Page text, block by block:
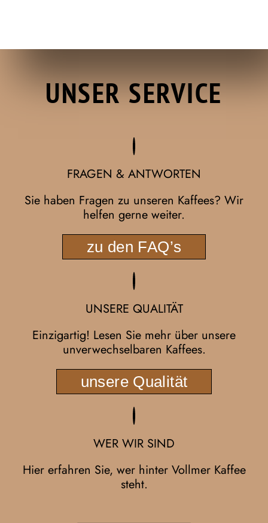
UNSER SERVICE
FRAGEN & ANTWORTEN
Sie haben Fragen zu unseren Kaffees? Wir
helfen gerne weiter.
zu den FAQ’s
UNSERE QUALITÄT
Einzigartig! Lesen Sie mehr über unsere
unverwechselbaren Kaffees.
unsere Qualität
WER WIR SIND
Hier erfahren Sie, werhinter Vollmer Kaffee
steht.